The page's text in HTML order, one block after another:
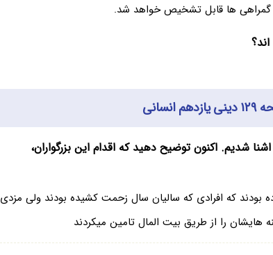
گمراهی ها قابل تشخیص خواهد شد.
شدیم. اکنون توضیح دهید که اقدام این بزرگواران،
بودند که افرادی که سالیان سال زحمت کشیده بودند ولی مزدی
هایشان را از طریق بیت المال تامین میکردند